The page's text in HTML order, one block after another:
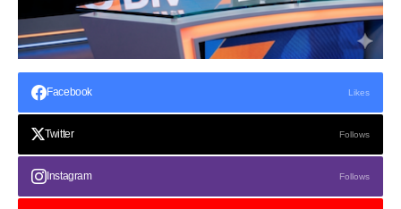
Facebook Likes
Twitter Follows
Instagram Follows